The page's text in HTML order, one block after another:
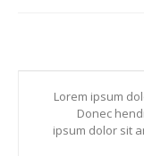
Lorem ipsum
Donec
ipsum dolor sit